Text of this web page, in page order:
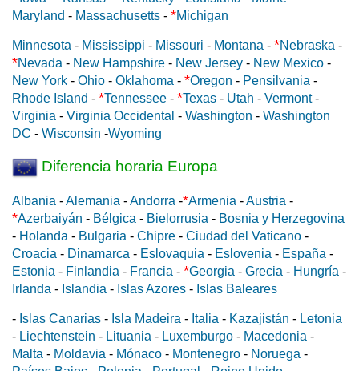
Maryland - Massachusetts - *Michigan
Minnesota - Mississippi - Missouri - Montana - *Nebraska -
*Nevada - New Hampshire - New Jersey - New Mexico -
New York - Ohio - Oklahoma - *Oregon - Pensilvania -
Rhode Island - *Tennessee - *Texas - Utah - Vermont-
Virginia - Virginia Occidental - Washington - Washington
DC - Wisconsin -Wyoming
Diferencia horaria Europa
Albania -Alemania -Andorra -*Armenia -Austria -
*Azerbaiyán - Bélgica - Bielorrusia - Bosnia y Herzegovina
- Holanda - Bulgaria - Chipre - Ciudad del Vaticano -
Croacia - Dinamarca - Eslovaquia - Eslovenia - España -
Estonia - Finlandia - Francia - *Georgia - Grecia - Hungría -
Irlanda - Islandia - Islas Azores - Islas Baleares
- Islas Canarias - Isla Madeira - Italia - Kazajistán - Letonia
- Liechtenstein - Lituania - Luxemburgo - Macedonia -
Malta - Moldavia - Mónaco - Montenegro - Noruega -